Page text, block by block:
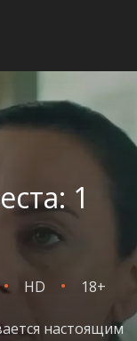
1
HD 18+
настоящим